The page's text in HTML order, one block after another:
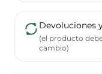
Devoluciones
(el producto
cambio)